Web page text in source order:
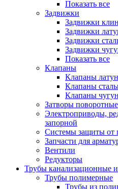
Показать все
Задвижки
Задвижки
Задвижки
Задвижки
Задвижки
Показать все
Клапаны
Клапаны
Клапаны
Клапаны
Затворы поворотные
Электроприводы,
запорной
Системы защиты от
Запчасти для
Вентили
Редукторы
Трубы канализационные
Трубы полимерные
Трубы из